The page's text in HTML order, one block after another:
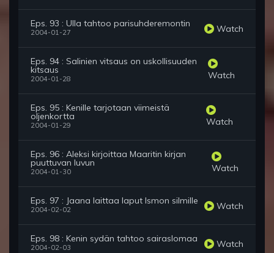
Eps. 93 : Ulla tahtoo parisuhderemontin
2004-01-27 Watch
Eps. 94 : Salinien vitsaus on uskollisuuden
kitsaus
2004-01-28 Watch
Eps. 95 : Kenille tarjotaan viimeistä
oljenkortta
2004-01-29 Watch
Eps. 96 : Aleksi kirjoittaa Maaritin kirjan
puuttuvan luvun
2004-01-30 Watch
Eps. 97 : Jaana laittaa laput Ismon silmille
2004-02-02 Watch
Eps. 98 : Kenin sydän tahtoo sairaslomaa
2004-02-03 Watch